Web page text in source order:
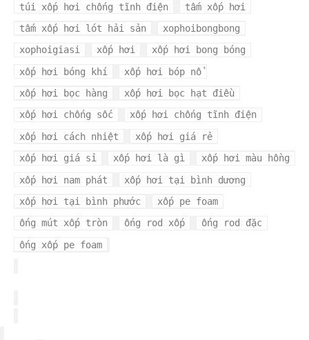
túi xốp hơi chống tĩnh điện
tấm xốp hơi
tấm xốp hơi lót hải sản
xophoibongbong
xophoigiasi
xốp hơi
xốp hơi bong bóng
xốp hơi bóng khí
xốp hơi bóp nổ
xốp hơi bọc hàng
xốp hơi bọc hạt điều
xốp hơi chống sốc
xốp hơi chống tĩnh điện
xốp hơi cách nhiệt
xốp hơi giá rẻ
xốp hơi giá sỉ
xốp hơi là gì
xốp hơi màu hồng
xốp hơi nam phát
xốp hơi tại bình dương
xốp hơi tại bình phước
xốp pe foam
ống mút xốp tròn
ống rod xốp
ống rod đặc
ống xốp pe foam